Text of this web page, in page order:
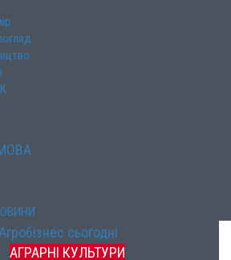
АГРАРНІ КУЛЬТУРИ